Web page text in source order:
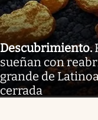
Descubrimiento.
sueñan con
grande de
cerrada